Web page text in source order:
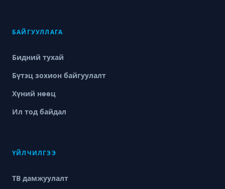
БАЙГУУЛЛАГА
Бидний тухай
Бүтэц зохион байгуулалт
Хүний нөөц
Ил тод байдал
ҮЙЛЧИЛГЭЭ
ТВ дамжуулалт